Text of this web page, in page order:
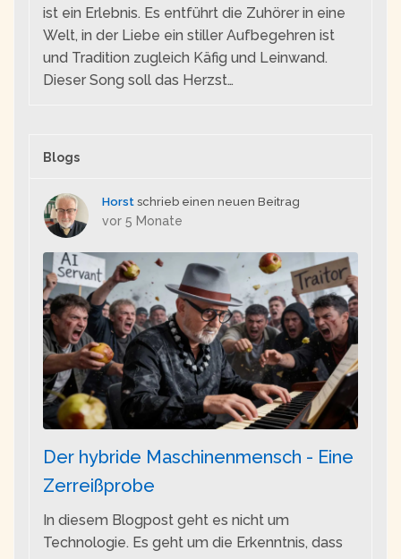
ist ein Erlebnis. Es entführt die Zuhörer in eine
Welt, in der Liebe ein stiller Aufbegehren ist
und Tradition zugleich Käfig und Leinwand.
Dieser Song soll das Herzst…
Blogs
Horst schrieb einen neuen Beitrag
vor 5 Monate
Der hybride Maschinenmensch - Eine
Zerreißprobe
In diesem Blogpost geht es nicht um
Technologie. Es geht um die Erkenntnis, dass